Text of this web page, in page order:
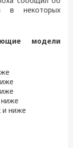
в некоторых
модели
и ниже